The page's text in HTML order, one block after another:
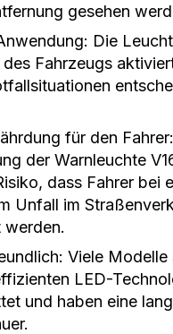
gesehen
Die
des Fahrzeugs
für den Fahrer:
der Warnleuchte
dass Fahrer bei
Unfall im
Viele Modelle
LED-
und haben eine